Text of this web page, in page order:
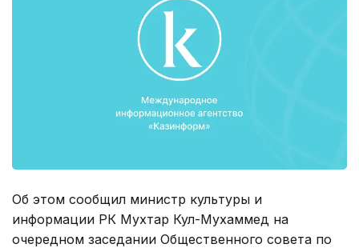
Об этом сообщил министр культуры и
информации РК Мухтар Кул-Мухаммед на
очередном заседании Общественного совета по